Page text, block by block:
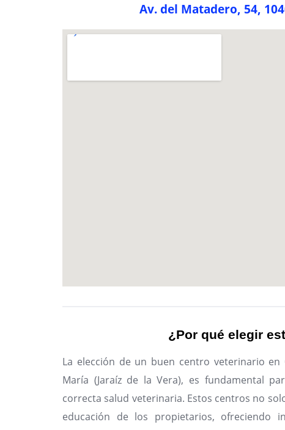
Av. del Matadero, 54,
¿Por qué elegir
La elección de un buen centro veterinario en
María (Jaraíz de la Vera), es fundamental
correcta salud veterinaria. Estos centros no
educación de los propietarios, ofreciendo